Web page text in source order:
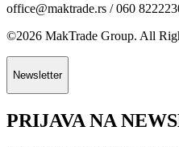
office@maktrade.rs / 060
©2026 MakTrade Group. All
Newsletter
PRIJAVA NA